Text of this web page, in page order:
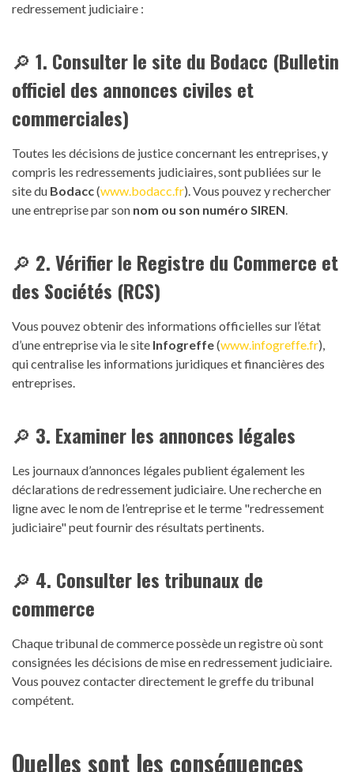
redressement judiciaire :
🔎 1. Consulter le site du Bodacc (Bulletin
officiel des annonces civiles et
commerciales)
Toutes les décisions de justice concernant les entreprises, y
compris les redressements judiciaires, sont publiées sur le
site du Bodacc(www.bodacc.fr). Vous pouvez y rechercher
une entreprise par son nom ou son numéro SIREN.
🔎 2. Vérifier le Registre du Commerce et
des Sociétés (RCS)
Vous pouvez obtenir des informations officielles sur l’état
d’une entreprise via le site Infogreffe(www.infogreffe.fr),
qui centralise les informations juridiques et financières des
entreprises.
🔎 3. Examiner les annonces légales
Les journaux d’annonces légales publient également les
déclarations de redressement judiciaire. Une recherche en
ligne avec le nom de l’entreprise et le terme "redressement
judiciaire" peut fournir des résultats pertinents.
🔎 4. Consulter les tribunaux de
commerce
Chaque tribunal de commerce possède un registre où sont
consignées les décisions de mise en redressement judiciaire.
Vous pouvez contacter directement le greffe du tribunal
compétent.
Quelles sont les conséquences